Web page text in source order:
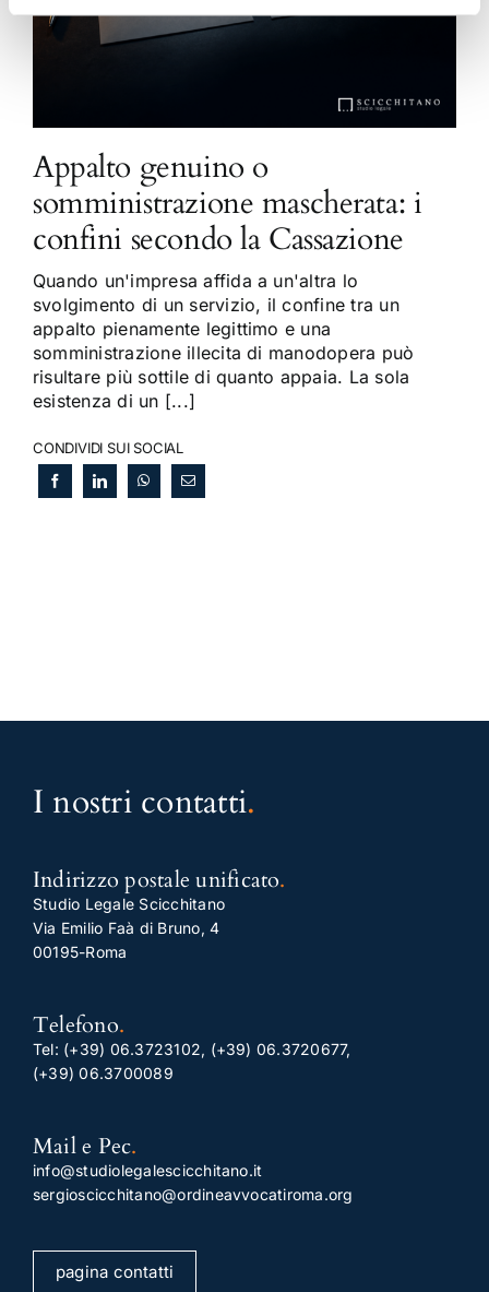
Appalto genuino o
somministrazione mascherata: i
confini secondo la Cassazione
Quando un'impresa affida a un'altra lo
svolgimento di un servizio, il confine tra un
appalto pienamente legittimo e una
somministrazione illecita di manodopera può
risultare più sottile di quanto appaia. La sola
esistenza di un [...]
CONDIVIDI SUI SOCIAL
I nostri contatti.
Indirizzo postale unificato.
Studio Legale Scicchitano
Via Emilio Faà di Bruno, 4
00195-Roma
Telefono.
Tel: (+39) 06.3723102, (+39) 06.3720677,
(+39) 06.3700089
Mail e Pec.
info@studiolegalescicchitano.it
sergioscicchitano@ordineavvocatiroma.org
pagina contatti